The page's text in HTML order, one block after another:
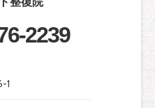
2239
1